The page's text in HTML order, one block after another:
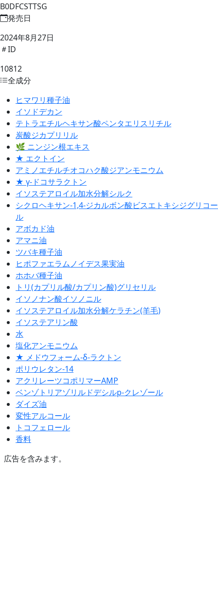
B0DFCSTTSG
発売日
2024年8月27日
ID
10812
全成分
ヒマワリ種子油
イソドデカン
テトラエチルヘキサン酸ペンタエリスリチル
炭酸ジカプリリル
🌿 ニンジン根エキス
★ エクトイン
アミノエチルチオコハク酸ジアンモニウム
★ γ-ドコサラクトン
イソステアロイル加水分解シルク
シクロヘキサン-1,4-ジカルボン酸ビスエトキシジグリコー
ル
アボカド油
アマニ油
ツバキ種子油
ヒポファエラムノイデス果実油
ホホバ種子油
トリ(カプリル酸/カプリン酸)グリセリル
イソノナン酸イソノニル
イソステアロイル加水分解ケラチン(羊毛)
イソステアリン酸
水
塩化アンモニウム
★ メドウフォーム-δ-ラクトン
ポリウレタン-14
アクリレーツコポリマーAMP
ベンゾトリアゾリルドデシルp-クレゾール
ダイズ油
変性アルコール
トコフェロール
香料
広告を含みます。